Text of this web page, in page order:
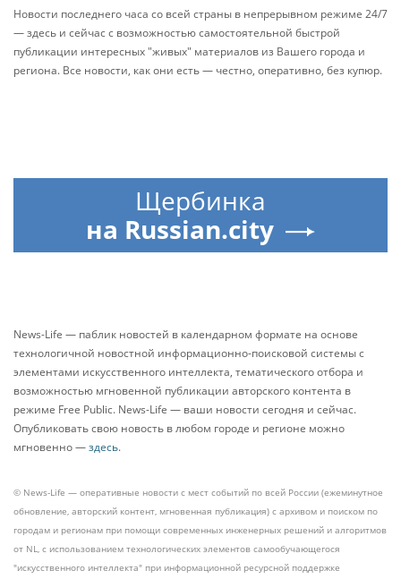
Новости последнего часа со всей страны в непрерывном режиме 24/7
— здесь и сейчас с возможностью самостоятельной быстрой
публикации интересных "живых" материалов из Вашего города и
региона. Все новости, как они есть — честно, оперативно, без купюр.
Щербинка
на Russian.city
News-Life — паблик новостей в календарном формате на основе
технологичной новостной информационно-поисковой системы с
элементами искусственного интеллекта, тематического отбора и
возможностью мгновенной публикации авторского контента в
режиме Free Public. News-Life — ваши новости сегодня и сейчас.
Опубликовать свою новость в любом городе и регионе можно
мгновенно —здесь.
© News-Life — оперативные новости с мест событий по всей России (ежеминутное
обновление, авторский контент, мгновенная публикация) с архивом и поиском по
городам и регионам при помощи современных инженерных решений и алгоритмов
от NL, с использованием технологических элементов самообучающегося
"искусственного интеллекта" при информационной ресурсной поддержке